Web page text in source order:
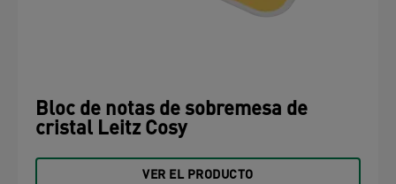
Bloc de notas de sobremesa de
cristal Leitz Cosy
VER EL PRODUCTO